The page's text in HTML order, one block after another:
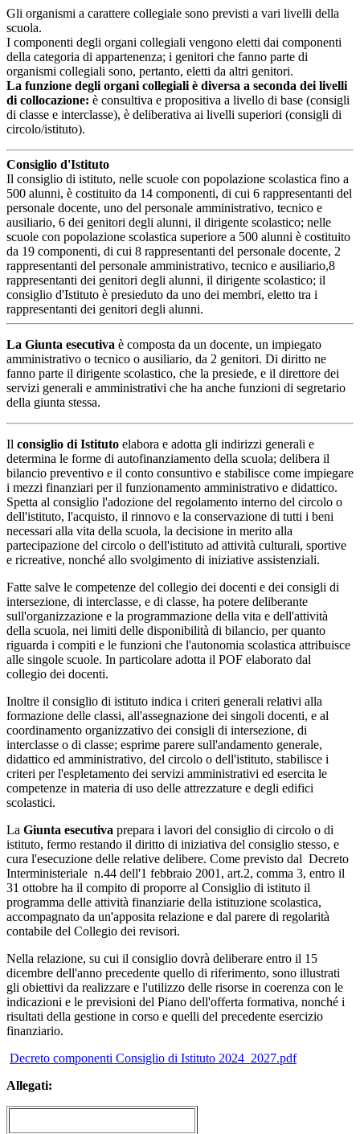
Gli organismi a carattere collegiale sono previsti a vari livelli della
scuola.
I componenti degli organi collegiali vengono eletti dai componenti
della categoria di appartenenza; i genitori che fanno parte di
organismi collegiali sono, pertanto, eletti da altri genitori.
La funzione degli organi collegiali è diversa a seconda dei livelli
di collocazione: è consultiva e propositiva a livello di base (consigli
di classe e interclasse), è deliberativa ai livelli superiori (consigli di
circolo/istituto).
Consiglio d'Istituto
Il consiglio di istituto, nelle scuole con popolazione scolastica fino a
500 alunni, è costituito da 14 componenti, di cui 6 rappresentanti del
personale docente, uno del personale amministrativo, tecnico e
ausiliario, 6 dei genitori degli alunni, il dirigente scolastico; nelle
scuole con popolazione scolastica superiore a 500 alunni è costituito
da 19 componenti, di cui 8 rappresentanti del personale docente, 2
rappresentanti del personale amministrativo, tecnico e ausiliario,8
rappresentanti dei genitori degli alunni, il dirigente scolastico; il
consiglio d'Istituto è presieduto da uno dei membri, eletto tra i
rappresentanti dei genitori degli alunni.
La Giunta esecutiva è composta da un docente, un impiegato
amministrativo o tecnico o ausiliario, da 2 genitori. Di diritto ne
fanno parte il dirigente scolastico, che la presiede, e il direttore dei
servizi generali e amministrativi che ha anche funzioni di segretario
della giunta stessa.
Il consiglio di Istituto elabora e adotta gli indirizzi generali e
determina le forme di autofinanziamento della scuola; delibera il
bilancio preventivo e il conto consuntivo e stabilisce come impiegare
i mezzi finanziari per il funzionamento amministrativo e didattico.
Spetta al consiglio l'adozione del regolamento interno del circolo o
dell'istituto, l'acquisto, il rinnovo e la conservazione di tutti i beni
necessari alla vita della scuola, la decisione in merito alla
partecipazione del circolo o dell'istituto ad attività culturali, sportive
e ricreative, nonché allo svolgimento di iniziative assistenziali.
Fatte salve le competenze del collegio dei docenti e dei consigli di
intersezione, di interclasse, e di classe, ha potere deliberante
sull'organizzazione e la programmazione della vita e dell'attività
della scuola, nei limiti delle disponibilità di bilancio, per quanto
riguarda i compiti e le funzioni che l'autonomia scolastica attribuisce
alle singole scuole. In particolare adotta il POF elaborato dal
collegio dei docenti.
Inoltre il consiglio di istituto indica i criteri generali relativi alla
formazione delle classi, all'assegnazione dei singoli docenti, e al
coordinamento organizzativo dei consigli di intersezione, di
interclasse o di classe; esprime parere sull'andamento generale,
didattico ed amministrativo, del circolo o dell'istituto, stabilisce i
criteri per l'espletamento dei servizi amministrativi ed esercita le
competenze in materia di uso delle attrezzature e degli edifici
scolastici.
La Giunta esecutiva prepara i lavori del consiglio di circolo o di
istituto, fermo restando il diritto di iniziativa del consiglio stesso, e
cura l'esecuzione delle relative delibere. Come previsto dal Decreto
Interministeriale n.44 dell'1 febbraio 2001, art.2, comma 3, entro il
31 ottobre ha il compito di proporre al Consiglio di istituto il
programma delle attività finanziarie della istituzione scolastica,
accompagnato da un'apposita relazione e dal parere di regolarità
contabile del Collegio dei revisori.
Nella relazione, su cui il consiglio dovrà deliberare entro il 15
dicembre dell'anno precedente quello di riferimento, sono illustrati
gli obiettivi da realizzare e l'utilizzo delle risorse in coerenza con le
indicazioni e le previsioni del Piano dell'offerta formativa, nonché i
risultati della gestione in corso e quelli del precedente esercizio
finanziario.
Decreto componenti Consiglio di Istituto 2024_2027.pdf
Allegati: